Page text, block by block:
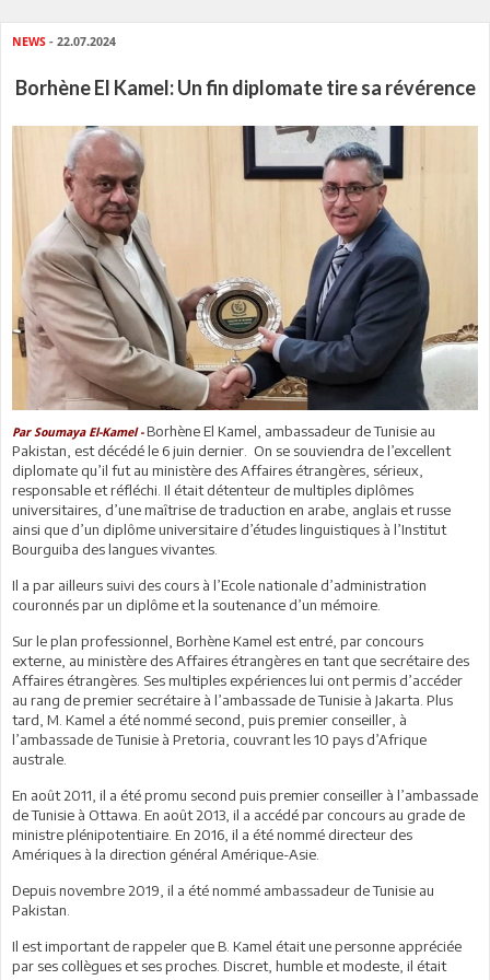
NEWS - 22.07.2024
Borhène El Kamel: Un fin diplomate tire sa révérence
Par Soumaya El-Kamel -Borhène El Kamel, ambassadeur de Tunisie au
Pakistan, est décédé le 6 juin dernier. On se souviendra de l’excellent
diplomate qu’il fut au ministère des Affaires étrangères, sérieux,
responsable et réfléchi. Il était détenteur de multiples diplômes
universitaires, d’une maîtrise de traduction en arabe, anglais et russe
ainsi que d’un diplôme universitaire d’études linguistiques à l’Institut
Bourguiba des langues vivantes.
Il a par ailleurs suivi des cours à l’Ecole nationale d’administration
couronnés par un diplôme et la soutenance d’un mémoire.
Sur le plan professionnel, Borhène Kamel est entré, par concours
externe, au ministère des Affaires étrangères en tant que secrétaire des
Affaires étrangères. Ses multiples expériences lui ont permis d’accéder
au rang de premier secrétaire à l’ambassade de Tunisie à Jakarta. Plus
tard, M. Kamel a été nommé second, puis premier conseiller, à
l’ambassade de Tunisie à Pretoria, couvrant les 10 pays d’Afrique
australe.
En août 2011, il a été promu second puis premier conseiller à l’ambassade
de Tunisie à Ottawa. En août 2013, il a accédé par concours au grade de
ministre plénipotentiaire. En 2016, il a été nommé directeur des
Amériques à la direction général Amérique-Asie.
Depuis novembre 2019, il a été nommé ambassadeur de Tunisie au
Pakistan.
Il est important de rappeler que B. Kamel était une personne appréciée
par ses collègues et ses proches. Discret, humble et modeste, il était